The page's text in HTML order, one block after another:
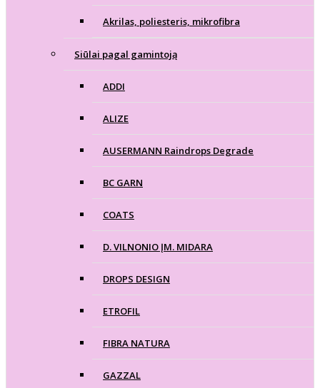
Akrilas, poliesteris, mikrofibra
Siūlai pagal gamintoją
ADDI
ALIZE
AUSERMANN Raindrops Degrade
BC GARN
COATS
D. VILNONIO ĮM. MIDARA
DROPS DESIGN
ETROFIL
FIBRA NATURA
GAZZAL